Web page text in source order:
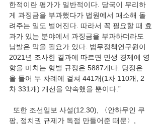
한적이란 평가가 일반적이다. 당국이 무리하
게 과징금을 부과했다가 법원에서 패소해 돌
려주는 일도 벌어진다. 따라서 꼭 필요할 때 효
과가 있는 분야에서 과징금을 부과하더라도
남발은 막을 필요가 있다. 법무정책연구원이
2021년 조사한 결과에 따르면 민생 경제에 영
향을 미치는 형벌 규정은 5887개다. 당정은
올 들어 두 차례에 걸쳐 441개(1차 110개, 2
차 331개) 개선을 약속했을 뿐이다.”
팡, 정치권 규제가 독점 만들어준 때문〉,